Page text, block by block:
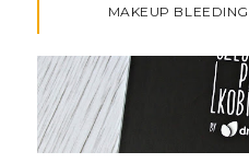
MAKEUP